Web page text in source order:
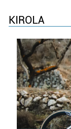
KIROLA